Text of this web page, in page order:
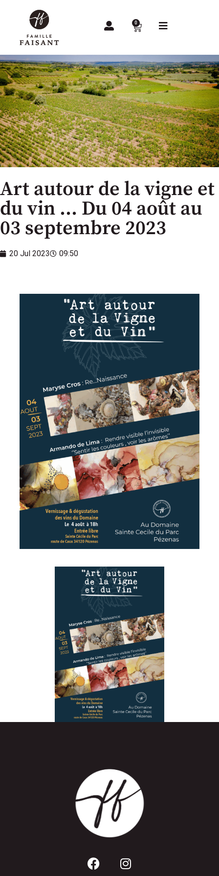
0
Art autour de la vigne et
du vin … Du 04 août au
03 septembre 2023
20 Jul 2023 09:50